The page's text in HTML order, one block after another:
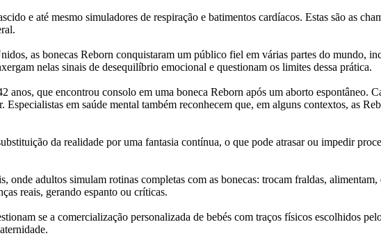
e até mesmo simuladores de respiração e batimentos cardíacos. Estas são as
as bonecas Reborn conquistaram um público fiel em várias partes do mundo,
nelas sinais de desequilíbrio emocional e questionam os limites dessa prática.
que encontrou consolo em uma boneca Reborn após um aborto espontâneo.
em saúde mental também reconhecem que, em alguns contextos, as
da realidade por uma fantasia contínua, o que pode atrasar ou impedir
onde adultos simulam rotinas completas com as bonecas: trocam fraldas,
reais, gerando espanto ou críticas.
se a comercialização personalizada de bebés com traços físicos escolhidos